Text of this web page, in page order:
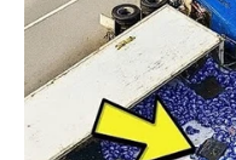
Quermania folgen: